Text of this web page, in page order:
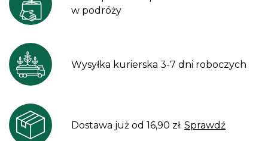
w podróży
Wysyłka kurierska 3-7 dni roboczych
Dostawa już od 16,90 zł. Sprawdź